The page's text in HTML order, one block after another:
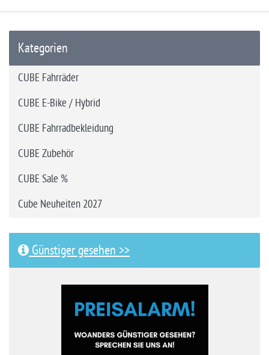
Kategorien
CUBE Fahrräder
CUBE E-Bike / Hybrid
CUBE Fahrradbekleidung
CUBE Zubehör
CUBE Sale %
Cube Neuheiten 2027
Günstiger gesehen >>